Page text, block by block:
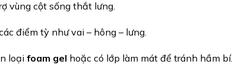
vùng cột sống thắt lưng.
điểm tỳ như vai – hông – lưng.
loạifoam gel hoặc có lớp làm mát để tránh hầm bí.